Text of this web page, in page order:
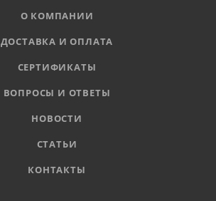
О КОМПАНИИ
ДОСТАВКА И ОПЛАТА
СЕРТИФИКАТЫ
ВОПРОСЫ И ОТВЕТЫ
НОВОСТИ
СТАТЬИ
КОНТАКТЫ